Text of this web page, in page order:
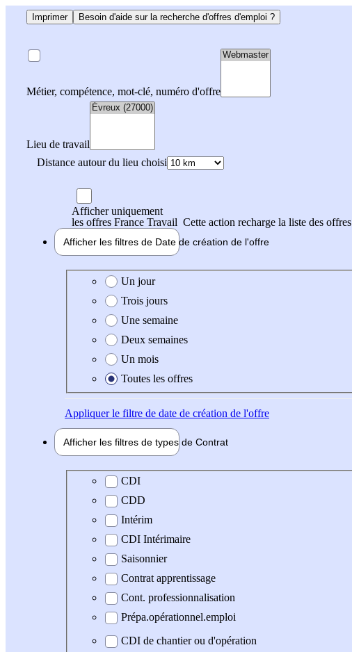
Imprimer Besoin d'aide sur la recherche d'offres d'emploi ?
Métier, compétence, mot-clé, numéro d'offre
Lieu de travail
Distance autour du lieu choisi
Afficher uniquement
les offres France Travail Cette action recharge la liste des offres
Afficher les filtres de Date de création de l'offre
Date de création de l'offre
Un jour
Trois jours
Une semaine
Deux semaines
Un mois
Toutes les offres
Appliquerle filtre de date de création de l'offre
Afficher les filtres de types de Contrat
Type de contrat
CDI
CDD
Intérim
CDI Intérimaire
Saisonnier
Contrat apprentissage
Cont. professionnalisation
Prépa.opérationnel.emploi
CDI de chantier ou d'opération